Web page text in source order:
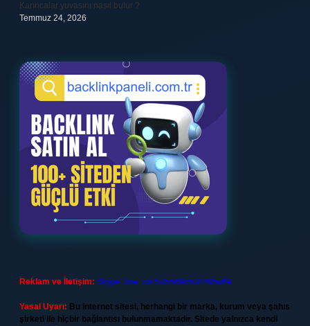
Karıncalar yuvasını nasıl bulur ?
Temmuz 24, 2026
Reklam ve İletişim: Skype: live:.cid.575569c608265c69
Yasal Uyarı: Bu internet sitesi, herhangi bir marka, kurum veya şahıs
şirketi ile hiçbir bağlantısı bulunmamaktadır. Sitede yalnızca kendi